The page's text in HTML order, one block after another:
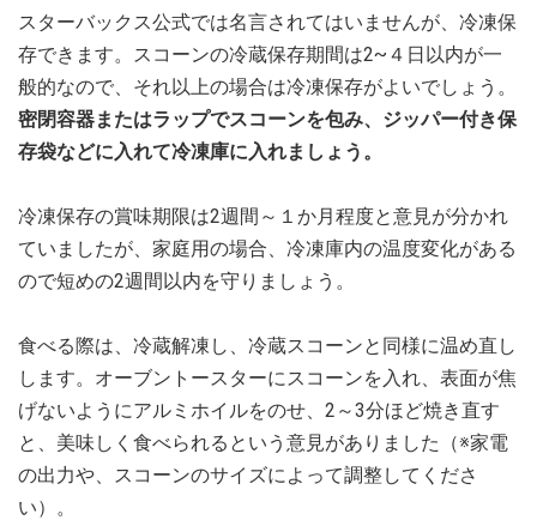
スターバックス公式では名言されてはいませんが、冷凍保
存できます。スコーンの冷蔵保存期間は2~４日以内が一
般的なので、それ以上の場合は冷凍保存がよいでしょう。
密閉容器またはラップでスコーンを包み、ジッパー付き保
存袋などに入れて冷凍庫に入れましょう。
冷凍保存の賞味期限は2週間～１か月程度と意見が分かれ
ていましたが、家庭用の場合、冷凍庫内の温度変化がある
ので短めの2週間以内を守りましょう。
食べる際は、冷蔵解凍し、冷蔵スコーンと同様に温め直し
します。オーブントースターにスコーンを入れ、表面が焦
げないようにアルミホイルをのせ、2～3分ほど焼き直す
と、美味しく食べられるという意見がありました（※家電
の出力や、スコーンのサイズによって調整してくださ
い）。